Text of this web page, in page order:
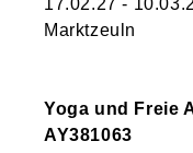
17.02.27 -
Marktzeuln
Yoga und Freie
AY381063